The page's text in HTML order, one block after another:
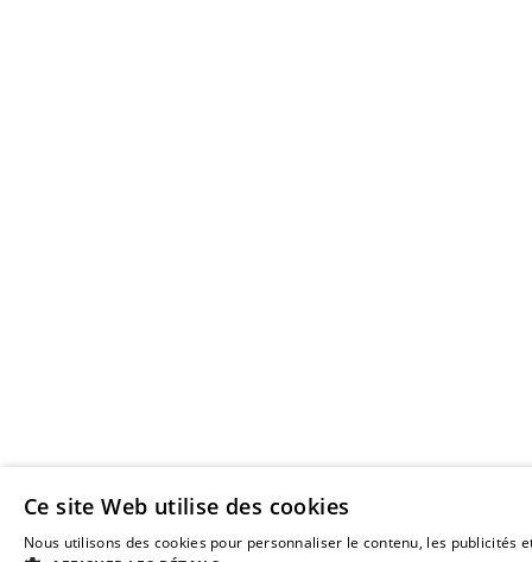
Ce site Web utilise des cookies
Nous utilisons des cookies pour personnaliser le contenu, les publicités